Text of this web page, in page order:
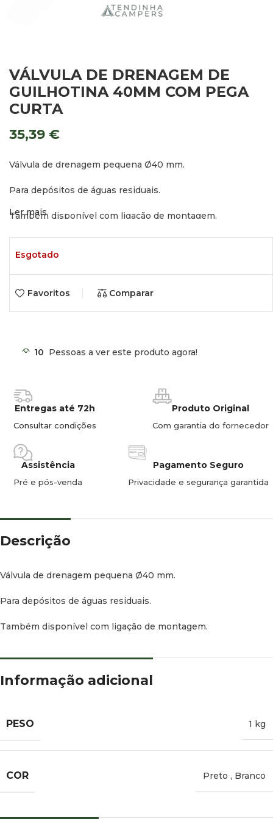
VÁLVULA DE DRENAGEM DE
GUILHOTINA 40MM COM PEGA
CURTA
35,39 €
Válvula de drenagem pequena Ø40 mm.
Para depósitos de águas residuais.
Também disponível com ligação de montagem.
Ler mais
Esgotado
Favoritos Comparar
10 Pessoas a ver este produto agora!
Entregas até 72h
Consultar condições
Produto Original
Com garantia do fornecedor
Assistência
Pré e pós-venda
Pagamento Seguro
Privacidade e segurança garantida
Descrição
Válvula de drenagem pequena Ø40 mm.
Para depósitos de águas residuais.
Também disponível com ligação de montagem.
Informação adicional
PESO 1 kg
COR Preto , Branco